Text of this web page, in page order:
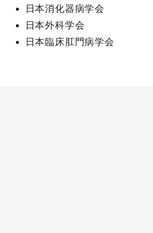
日本消化器病学会
日本外科学会
日本臨床肛門病学会